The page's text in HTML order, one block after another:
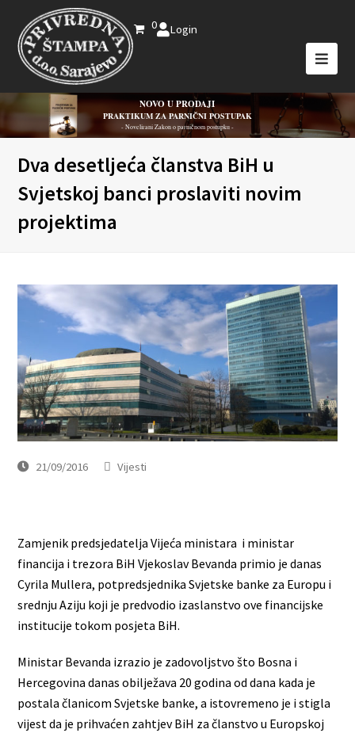
0 Login
NOVO U PRODAJI
PRAKTIKUM ZA PARNIČNI POSTUPAK
- Novelirani Zakon o parničnom postupku -
Dva desetljeća članstva BiH u
Svjetskoj banci proslaviti novim
projektima
21/09/2016 Vijesti
Zamjenik predsjedatelja Vijeća ministara i ministar
financija i trezora BiH Vjekoslav Bevanda primio je danas
Cyrila Mullera, potpredsjednika Svjetske banke za Europu i
srednju Aziju koji je predvodio izaslanstvo ove financijske
institucije tokom posjeta BiH.
Ministar Bevanda izrazio je zadovoljstvo što Bosna i
Hercegovina danas obilježava 20 godina od dana kada je
postala članicom Svjetske banke, a istovremeno je i stigla
vijest da je prihvaćen zahtjev BiH za članstvo u Europskoj